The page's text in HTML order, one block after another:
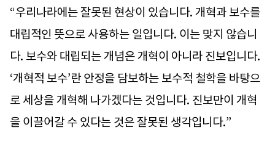
“우리나라에는 잘못된 현상이 있습니다. 개혁과 보수를
대립적인 뜻으로 사용하는 일입니다. 이는 맞지 않습니
다. 보수와 대립되는 개념은 개혁이 아니라 진보입니다.
‘개혁적 보수’란 안정을 담보하는 보수적 철학을 바탕으
로 세상을 개혁해 나가겠다는 것입니다. 진보만이 개혁
을 이끌어갈 수 있다는 것은 잘못된 생각입니다.”